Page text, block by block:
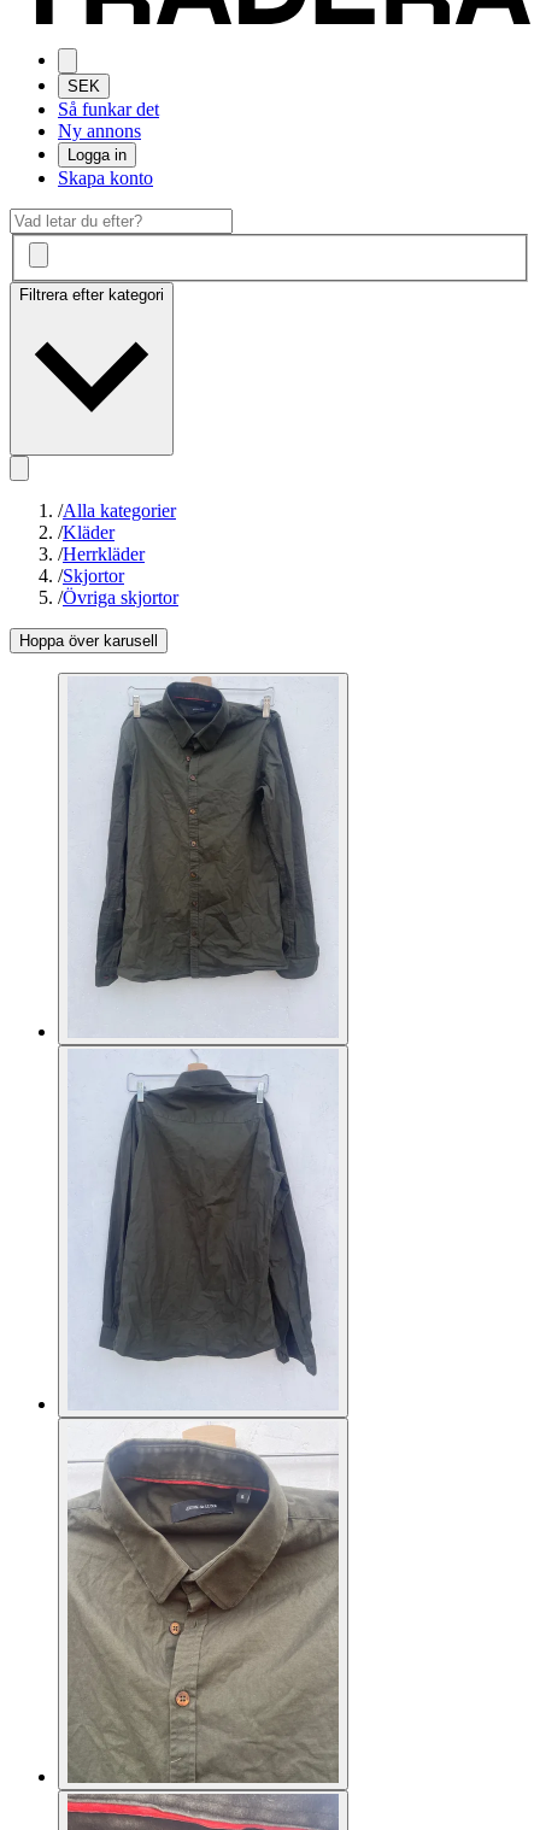
SEK
Så funkar det
Ny annons
Logga in
Skapa konto
Filtrera efter kategori
/Alla kategorier
/Kläder
/Herrkläder
/Skjortor
/Övriga skjortor
Hoppa över karusell